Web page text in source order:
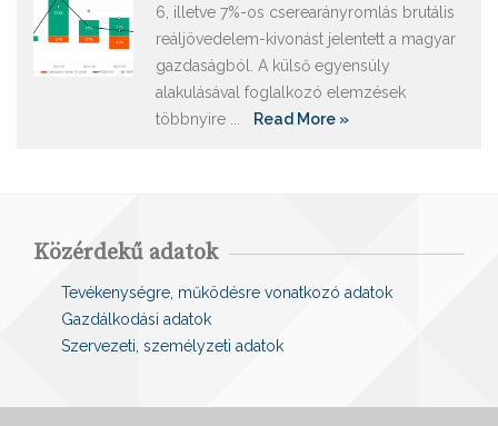
6, illetve 7%-os cserearányromlás brutális
reáljövedelem-kivonást jelentett a magyar
gazdaságból. A külső egyensúly
alakulásával foglalkozó elemzések
többnyire ...
Read More »
Közérdekű adatok
Tevékenységre, működésre vonatkozó adatok
Gazdálkodási adatok
Szervezeti, személyzeti adatok